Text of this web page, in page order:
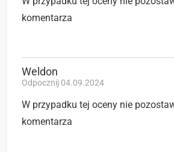
komentarza
Weldon
Odpocznij 04.09.2024
W przypadku tej oceny nie
komentarza